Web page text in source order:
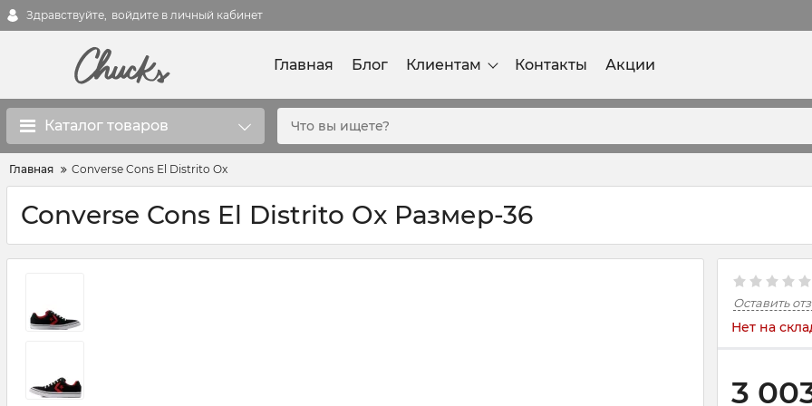
Здравствуйте, войдите в личный кабинет
Главная Блог Клиентам Контакты Акции
Каталог товаров
Главная Converse Cons El Distrito Ox
Converse Cons El Distrito Ox Размер-36
Оставить
Нет на
3